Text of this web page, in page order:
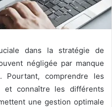
dans la stratégie de
négligée par manque
Pourtant, comprendre les
et connaître les différents
une gestion optimale